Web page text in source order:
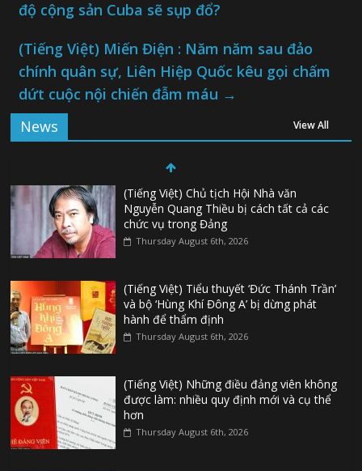
độ cộng sản Cuba sẽ sụp đổ?
(Tiếng Việt) Miến Điện : Năm năm sau đảo
chính quân sự, Liên Hiệp Quốc kêu gọi chấm
dứt cuộc nội chiến đẫm máu →
News
View All
(Tiếng Việt) Chủ tịch Hội Nhà văn
Nguyễn Quang Thiều bị cách tất cả các
chức vụ trong Đảng
Thursday August 6th, 2026
(Tiếng Việt) Tiểu thuyết ‘Đức Thánh Trần’
và bộ ‘Hùng Khí Đông A’ bị dừng phát
hành để thẩm định
Thursday August 6th, 2026
(Tiếng Việt) Những điều đảng viên không
được làm: nhiều quy định mới và cụ thể
hơn
Thursday August 6th, 2026